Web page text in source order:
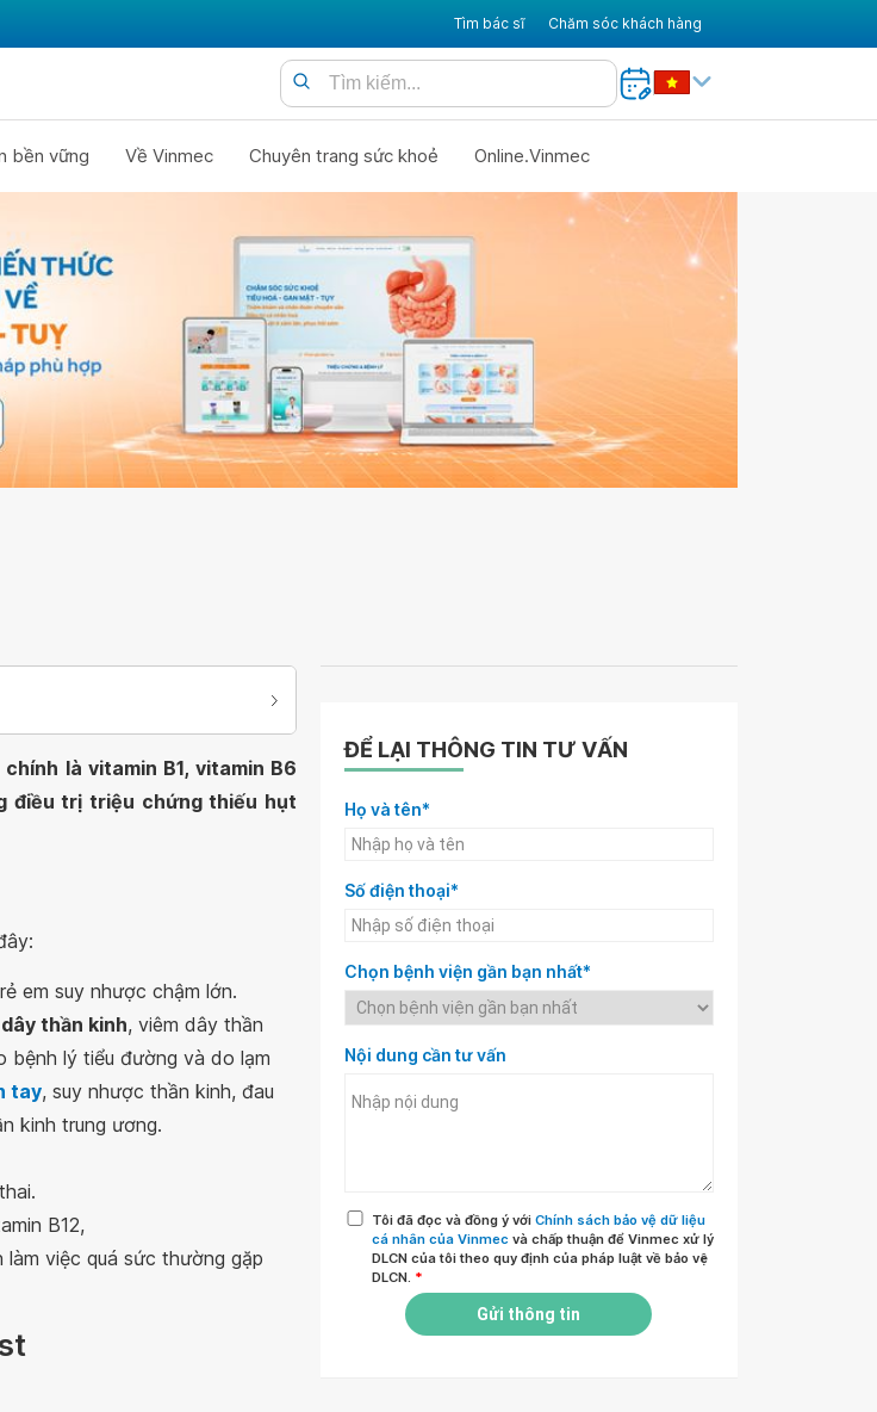
Tìm bác sĩ Chăm sóc khách hàng
bền vững Về Vinmec Chuyên trang sức khoẻ Online.Vinmec
là vitamin B1, vitamin B6
điều trị triệu chứng thiếu hụt
em suy nhược chậm lớn.
thần kinh, viêm dây thần
bệnh lý tiểu đường và do lạm
tay, suy nhược thần kinh, đau
kinh trung ương.
B12,
việc quá sức thường gặp
ĐỂ LẠI THÔNG TIN TƯ VẤN
Họ và tên*
Số điện thoại*
Chọn bệnh viện gần bạn nhất*
Nội dung cần tư vấn
Tôi đã đọc và đồng ý với Chính sách bảo vệ dữ liệu
cá nhân của Vinmec và chấp thuận để Vinmec xử lý
DLCN của tôi theo quy định của pháp luật về bảo vệ
DLCN. *
Gửi thông tin